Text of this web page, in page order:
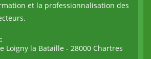
et la professionnalisation des
Loigny la Bataille - 28000 Chartres